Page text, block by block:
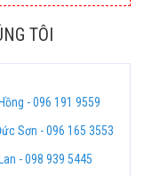
TÔI
- 096 191 9559
Sơn - 096 165 3553
- 098 939 5445